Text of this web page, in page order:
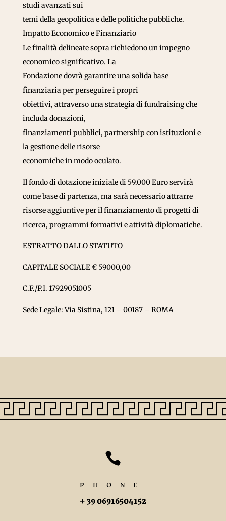
studi avanzati sui
temi della geopolitica e delle politiche pubbliche.
Impatto Economico e Finanziario
Le finalità delineate sopra richiedono un impegno
economico significativo. La
Fondazione dovrà garantire una solida base
finanziaria per perseguire i propri
obiettivi, attraverso una strategia di fundraising che
includa donazioni,
finanziamenti pubblici, partnership con istituzioni e
la gestione delle risorse
economiche in modo oculato.
Il fondo di dotazione iniziale di 59.000 Euro servirà
come base di partenza, ma sarà necessario attrarre
risorse aggiuntive per il finanziamento di progetti di
ricerca, programmi formativi e attività diplomatiche.
ESTRATTO DALLO STATUTO
CAPITALE SOCIALE € 59000,00
C.F./P.I. 17929051005
Sede Legale: Via Sistina, 121 – 00187 – ROMA

PHONE
+ 39 06916504152